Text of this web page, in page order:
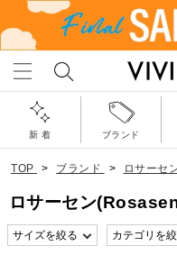
新 着 ブランド
TOP > ブランド > ロサーセ
ロサーセン